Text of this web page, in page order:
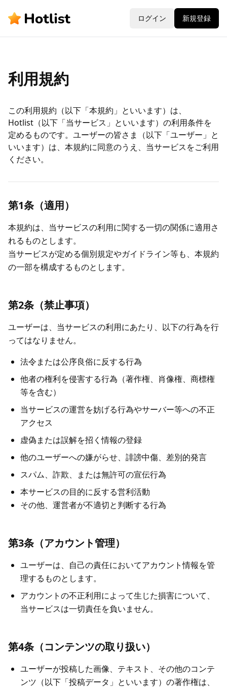
ログイン 新規登録
利用規約
この利用規約（以下「本規約」といいます）は、
Hotlist（以下「当サービス」といいます）の利用条件を
定めるものです。ユーザーの皆さま（以下「ユーザー」と
いいます）は、本規約に同意のうえ、当サービスをご利用
ください。
第1条（適用）
本規約は、当サービスの利用に関する一切の関係に適用さ
れるものとします。
当サービスが定める個別規定やガイドライン等も、本規約
の一部を構成するものとします。
第2条（禁止事項）
ユーザーは、当サービスの利用にあたり、以下の行為を行
ってはなりません。
法令または公序良俗に反する行為
他者の権利を侵害する行為（著作権、肖像権、商標権
等を含む）
当サービスの運営を妨げる行為やサーバー等への不正
アクセス
虚偽または誤解を招く情報の登録
他のユーザーへの嫌がらせ、誹謗中傷、差別的発言
スパム、詐欺、または無許可の宣伝行為
本サービスの目的に反する営利活動
その他、運営者が不適切と判断する行為
第3条（アカウント管理）
ユーザーは、自己の責任においてアカウント情報を管
理するものとします。
アカウントの不正利用によって生じた損害について、
当サービスは一切責任を負いません。
第4条（コンテンツの取り扱い）
ユーザーが投稿した画像、テキスト、その他のコンテ
ンツ（以下「投稿データ」といいます）の著作権は、